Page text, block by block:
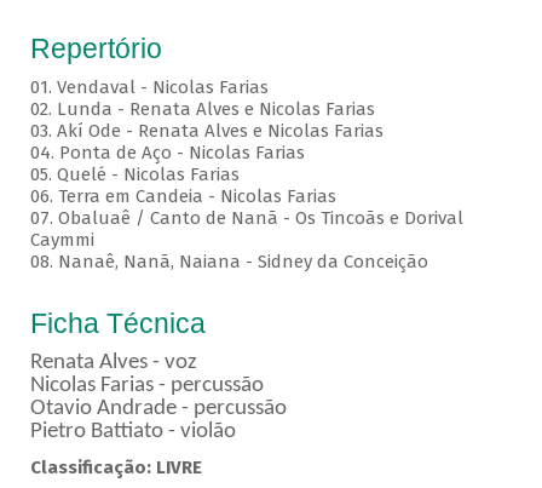
Repertório
01. Vendaval - Nicolas Farias
02. Lunda - Renata Alves e Nicolas Farias
03. Akí Ode - Renata Alves e Nicolas Farias
04. Ponta de Aço - Nicolas Farias
05. Quelé - Nicolas Farias
06. Terra em Candeia - Nicolas Farias
07. Obaluaê / Canto de Nanã - Os Tincoãs e Dorival
Caymmi
08. Nanaê, Nanã, Naiana - Sidney da Conceição
Ficha Técnica
Renata Alves - voz
Nicolas Farias - percussão
Otavio Andrade - percussão
Pietro Battiato - violão
Classificação: LIVRE